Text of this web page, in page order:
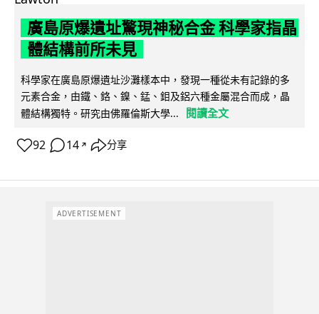
廣島原爆遺址驚現神秘合金 科學家指晶
體結構前所未見
科學家在廣島原爆遺址沙灘樣本中，發現一種從未有記錄的多
元素合金，由鐵、鉻、鎳、錳、鉬及鋁六種金屬混合而成，晶
體結構獨特。研究由佛羅倫斯大學...
閱讀全文
92 14 ↗ 分享
ADVERTISEMENT